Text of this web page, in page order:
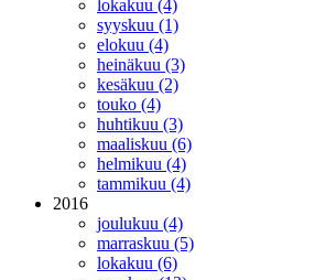
lokakuu (4)
syyskuu (1)
elokuu (4)
heinäkuu (3)
kesäkuu (2)
touko (4)
huhtikuu (3)
maaliskuu (6)
helmikuu (4)
tammikuu (4)
2016
joulukuu (4)
marraskuu (5)
lokakuu (6)